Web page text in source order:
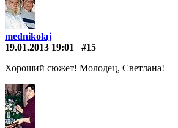
mednikolaj
19.01.2013 19:01
#15
Хороший сюжет! Молодец, Светлана!